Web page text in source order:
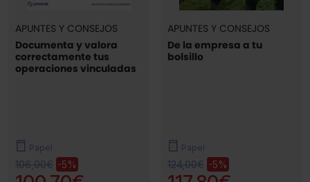
APUNTES Y CONSEJOS
Documenta y valora
correctamente tus
operaciones vinculadas
Papel
106,00€ -5%
APUNTES Y CONSEJOS
De la empresa a tu
bolsillo
Papel
124,00€ -5%